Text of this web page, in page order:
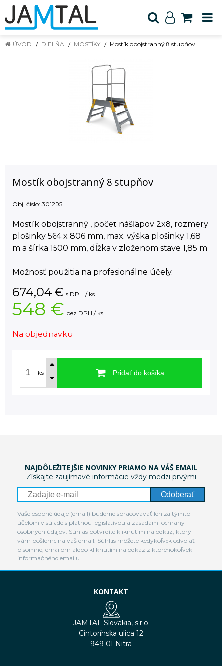
ÚVOD DIELŇA MOSTÍKY Mostík obojstranný 8 stupňov
Mostík obojstranný 8 stupňov
Obj. čislo: 301205
Mostík obojstranný , počet nášľapov 2x8, rozmery
plošinky 564 x 806 mm, max. výška plošinky 1,68
m a šírka 1500 mm, dĺžka v zloženom stave 1,85 m
Možnosť použitia na profesionálne účely.
674,04 € s DPH / ks
548 € bez DPH / ks
Na objednávku
ks Pridať do košíka
NAJDÔLEŽITEJŠIE NOVINKY PRIAMO NA VÁŠ EMAIL
Získajte zaujímavé informácie vždy medzi prvými
Odoberať
Vaše osobné údaje (email) budeme spracovávať len za týmto
účelom v súlade s platnou legislatívou a zásadami ochrany
osobných údajov. Súhlas potvrdíte kliknutím na odkaz, ktorý
vám pošleme na váš email. Súhlas môžete kedykoľvek odvolať
písomne, emailom alebo kliknutím na odkaz z ktoréhokoľvek
informačného emailu.
KONTAKT
JAMTAL Slovakia, s.r.o.
Cintorínska ulica 12
949 01 Nitra